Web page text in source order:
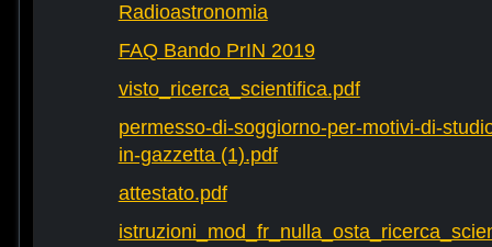
Radioastronomia
FAQ Bando PrIN 2019
visto_ricerca_scientifica.pdf
permesso-di-soggiorno-per-motivi-di-
in-gazzetta (1).pdf
attestato.pdf